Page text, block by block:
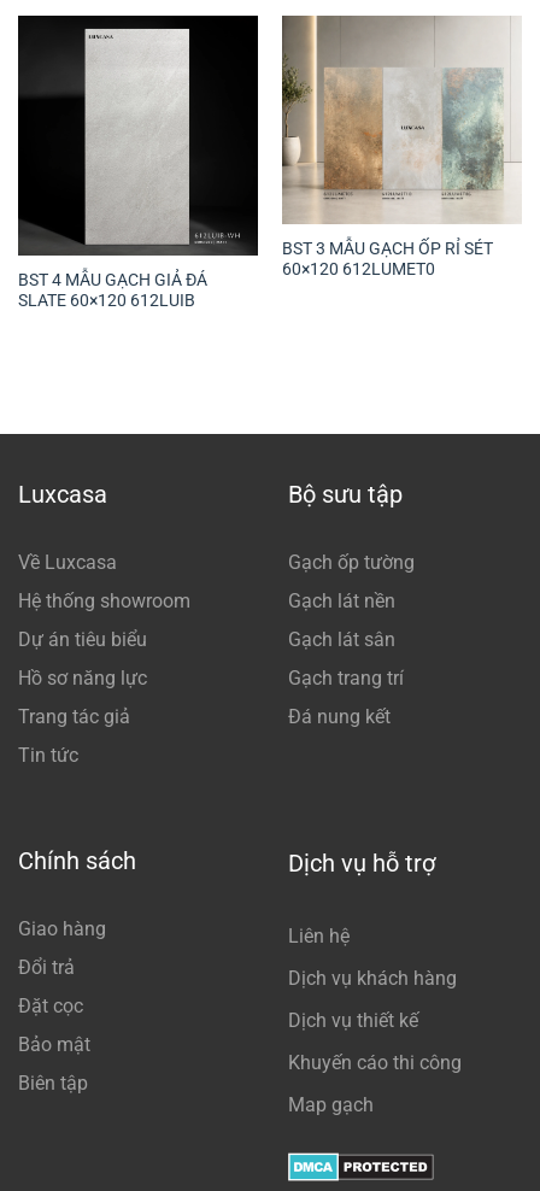
BST 4 MẪU GẠCH GIẢ ĐÁ
SLATE 60×120 612LUIB
BST 3 MẪU GẠCH ỐP RỈ SÉT
60×120 612LUMET0
Luxcasa
Về Luxcasa
Hệ thống showroom
Dự án tiêu biểu
Hồ sơ năng lực
Trang tác giả
Tin tức
Bộ sưu tập
Gạch ốp tường
Gạch lát nền
Gạch lát sân
Gạch trang trí
Đá nung kết
Chính sách
Giao hàng
Đổi trả
Đặt cọc
Bảo mật
Biên tập
Dịch vụ hỗ trợ
Liên hệ
Dịch vụ khách hàng
Dịch vụ thiết kế
Khuyến cáo thi công
Map gạch